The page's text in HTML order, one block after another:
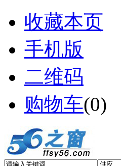
收藏本页
手机版
二维码
购物车(0)